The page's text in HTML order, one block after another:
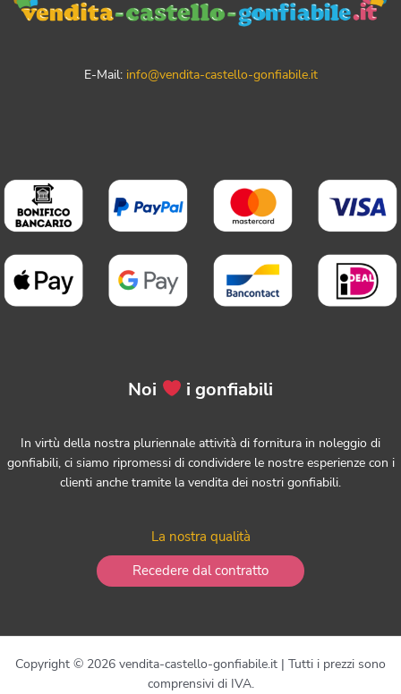
E-Mail: info@vendita-castello-gonfiabile.it
Noi i gonfiabili
In virtù della nostra pluriennale attività di fornitura in noleggio di
gonfiabili, ci siamo ripromessi di condividere le nostre esperienze con i
clienti anche tramite la vendita dei nostri gonfiabili.
La nostra qualità
Recedere dal contratto
Copyright © 2026 vendita-castello-gonfiabile.it | Tutti i prezzi sono
comprensivi di IVA.